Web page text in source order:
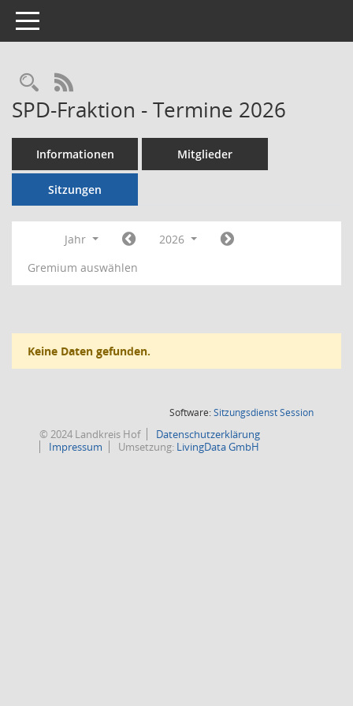
Toggle navigation
Rechercheauswahl
RSS-Feed
SPD-Fraktion - Termine 2026
Informationen Mitglieder
Sitzungen
Jahr
2026
Gremium auswählen
Keine Daten gefunden.
Software:SitzungsdienstSession(Wird in
© 2024 Landkreis Hof
Datenschutzerklärung
Impressum
Umsetzung: LivingData GmbH